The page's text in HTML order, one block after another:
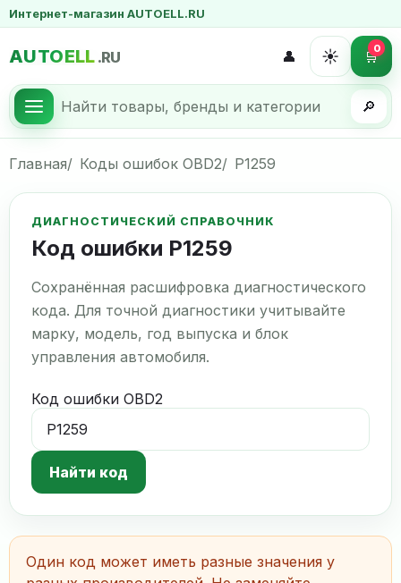
Интернет-магазин AUTOELL.RU
AUTOELL .RU
🔎
👤 ☀️ 🛒0
Главная Коды ошибок OBD2 P1259
ДИАГНОСТИЧЕСКИЙ СПРАВОЧНИК
Код ошибки P1259
Сохранённая расшифровка диагностического
кода. Для точной диагностики учитывайте
марку, модель, год выпуска и блок
управления автомобиля.
Код ошибки OBD2
Найти код
Один код может иметь разные значения у